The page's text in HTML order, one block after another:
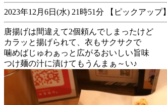
2023年12月6日(水) 21時51分 【ピックアップ】
唐揚げは間違えて2個頼んでしまったけど
カラッと揚げられて、衣もサクサクで
噛めばじゅわぁっと広がるおいしい旨味
つけ麺の汁に漬けてもうんまぁ～い♪